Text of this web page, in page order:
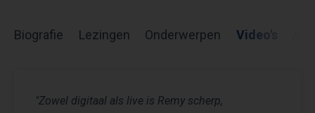
Biografie Lezingen Onderwerpen Video's
"Zowel digitaal als live is Remy scherp,